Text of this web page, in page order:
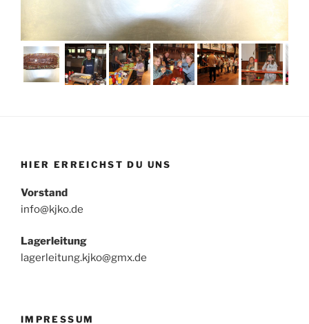
HIER ERREICHST DU UNS
Vorstand
info@kjko.de
Lagerleitung
lagerleitung.kjko@gmx.de
IMPRESSUM